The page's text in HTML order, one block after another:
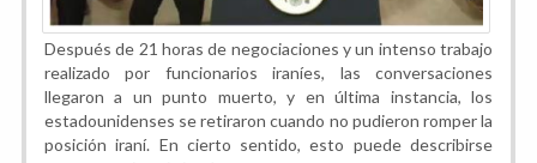
Después de 21 horas de negociaciones y un intenso trabajo
realizado por funcionarios iraníes, las conversaciones
llegaron a un punto muerto, y en última instancia, los
estadounidenses se retiraron cuando no pudieron romper la
posición iraní. En cierto sentido, esto puede describirse